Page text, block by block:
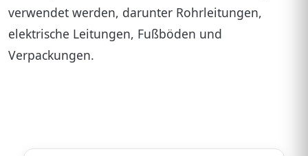
verwendet werden, darunter Rohrleitungen,
elektrische Leitungen, Fußböden und
Verpackungen.
Flachsfasern
Fliesenkleber